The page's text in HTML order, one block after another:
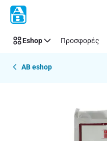
Παράλειψη
Eshop Προσφορές
AB eshop